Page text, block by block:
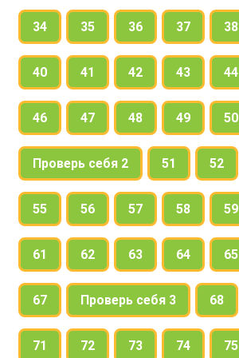
34 35 36 37 38
40 41 42 43 44
46 47 48 49 50
Проверь себя 2 51 52
55 56 57 58 59
61 62 63 64 65
67 Проверь себя 3 68
71 72 73 74 75